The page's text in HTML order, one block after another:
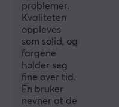
Farge
Svart
problemer.
Kvaliteten
oppleves
som solid, og
fargene
holder seg
fine over tid.
En bruker
nevner at de